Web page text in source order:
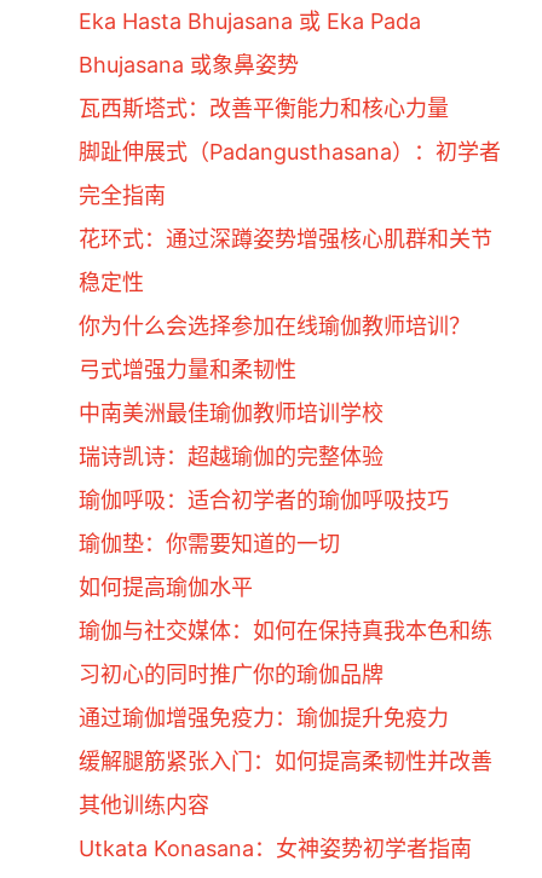
Eka Hasta Bhujasana 或 Eka Pada
Bhujasana 或象鼻姿势
瓦西斯塔式：改善平衡能力和核心力量
脚趾伸展式（Padangusthasana）：初学者
完全指南
花环式：通过深蹲姿势增强核心肌群和关节
稳定性
你为什么会选择参加在线瑜伽教师培训？
弓式增强力量和柔韧性
中南美洲最佳瑜伽教师培训学校
瑞诗凯诗：超越瑜伽的完整体验
瑜伽呼吸：适合初学者的瑜伽呼吸技巧
瑜伽垫：你需要知道的一切
如何提高瑜伽水平
瑜伽与社交媒体：如何在保持真我本色和练
习初心的同时推广你的瑜伽品牌
通过瑜伽增强免疫力：瑜伽提升免疫力
缓解腿筋紧张入门：如何提高柔韧性并改善
其他训练内容
Utkata Konasana：女神姿势初学者指南